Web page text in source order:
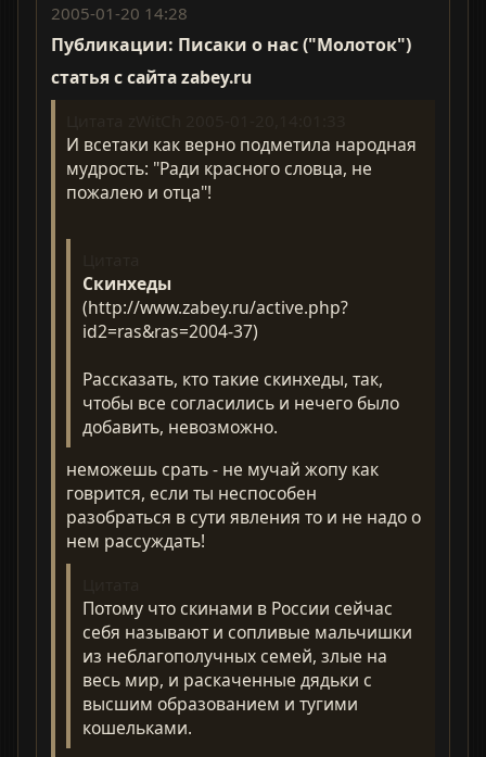
2005-01-20 14:28
Публикации: Писаки о нас ("Молоток")
статья с сайта zabey.ru
И всетаки как верно подметила народная
мудрость: "Ради красного словца, не
пожалею и отца"!
Скинхеды
(http://www.zabey.ru/active.php?
id2=ras&ras=2004-37)
Рассказать, кто такие скинхеды, так,
чтобы все согласились и нечего было
добавить, невозможно.
неможешь срать - не мучай жопу как
говрится, если ты неспособен
разобраться в сути явления то и не надо о
нем рассуждать!
Потому что скинами в России сейчас
себя называют и сопливые мальчишки
из неблагополучных семей, злые на
весь мир, и раскаченные дядьки с
высшим образованием и тугими
кошельками.